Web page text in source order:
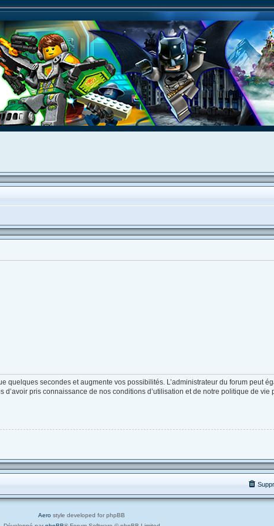
quelques secondes et augmente vos possibilités. L’administrateur du forum peut
pris connaissance de nos conditions d’utilisation et de notre politique de vie
Aero style developed for phpBB